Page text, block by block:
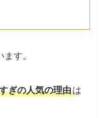
す。
ぎの人気の理由は